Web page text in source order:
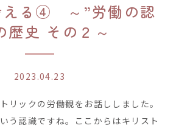
える④ ～”労働の認
歴史 その２～
2023.04.23
リックの労働観をお話ししました。
う認識ですね。ここからはキリスト